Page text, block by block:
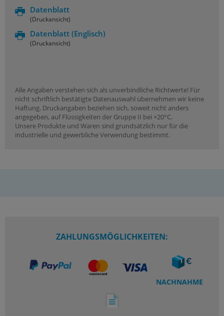
Datenblatt
(Druckansicht)
Datenblatt (Englisch)
(Druckansicht)
Alle Angaben verstehen sich als unverbindliche Richtwerte! Für
nicht schriftlich bestätigte Datenauswahl übernehmen wir keine
Haftung. Druckangaben beziehen sich, soweit nicht anders
angegeben, auf Flüssigkeiten der Gruppe II bei +20°C.
Unsere Produkte und Waren sind grundsätzlich nur für die
industrielle und gewerbliche Verwendung bestimmt.
ZAHLUNGSMÖGLICHKEITEN:
NACHNAHME